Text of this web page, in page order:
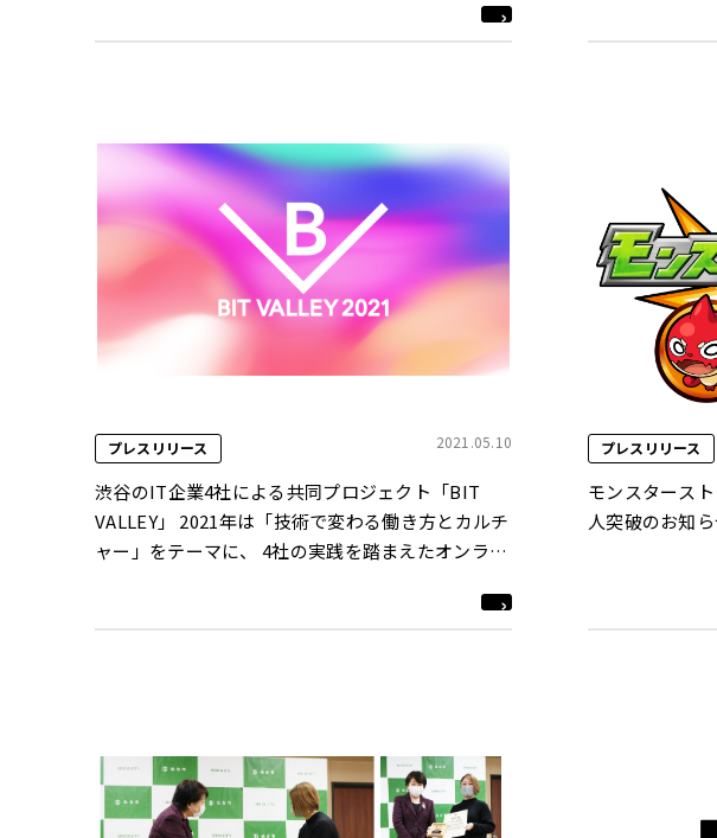
プレスリリース 2021.05.10
渋谷のIT企業4社による共同プロジェクト「BIT
VALLEY」 2021年は「技術で変わる働き方とカルチ
ャー」をテーマに、 4社の実践を踏まえたオンライ
プレスリリース
モンスタース
人突破のお知